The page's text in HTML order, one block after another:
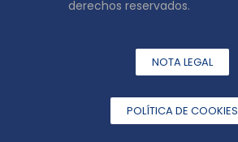
derechos reservados.
NOTA LEGAL
POLÍTICA DE COOKIES